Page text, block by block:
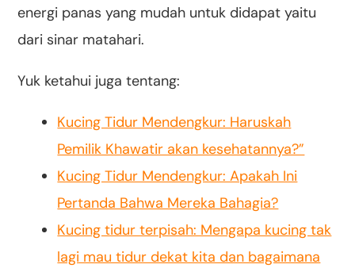
energi panas yang mudah untuk didapat yaitu
dari sinar matahari.
Yuk ketahui juga tentang:
Kucing Tidur Mendengkur: Haruskah
Pemilik Khawatir akan kesehatannya?”
Kucing Tidur Mendengkur: Apakah Ini
Pertanda Bahwa Mereka Bahagia?
Kucing tidur terpisah: Mengapa kucing tak
lagi mau tidur dekat kita dan bagaimana